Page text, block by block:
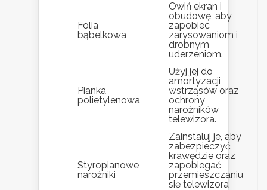
Folia
bąbelkowa
Owiń ekran i
obudowę, aby
zapobiec
zarysowaniom i
drobnym
uderzeniom.
Pianka
polietylenowa
Użyj jej do
amortyzacji
wstrząsów oraz
ochrony
narożników
telewizora.
Styropianowe
narożniki
Zainstaluj je, aby
zabezpieczyć
krawędzie oraz
zapobiegać
przemieszczaniu
się telewizora